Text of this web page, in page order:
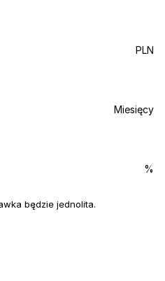
PLN
Miesięcy
%
będzie jednolita.